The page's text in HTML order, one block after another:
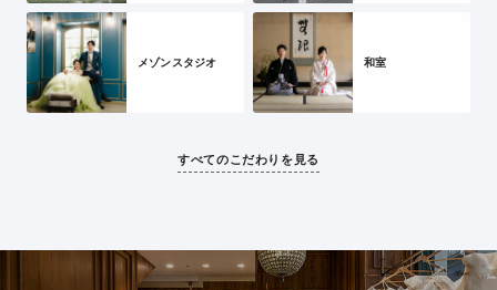
メゾンスタジオ 和室
すべてのこだわりを見る